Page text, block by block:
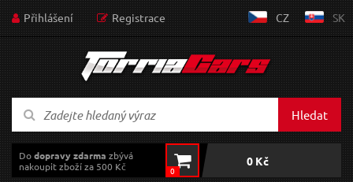
Přihlášení Registrace CZ SK
Hledat
Dodopravy zdarma zbývá
nakoupit zboží za 500 Kč
0
0 Kč